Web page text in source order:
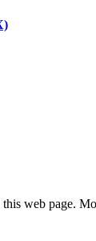
web page.